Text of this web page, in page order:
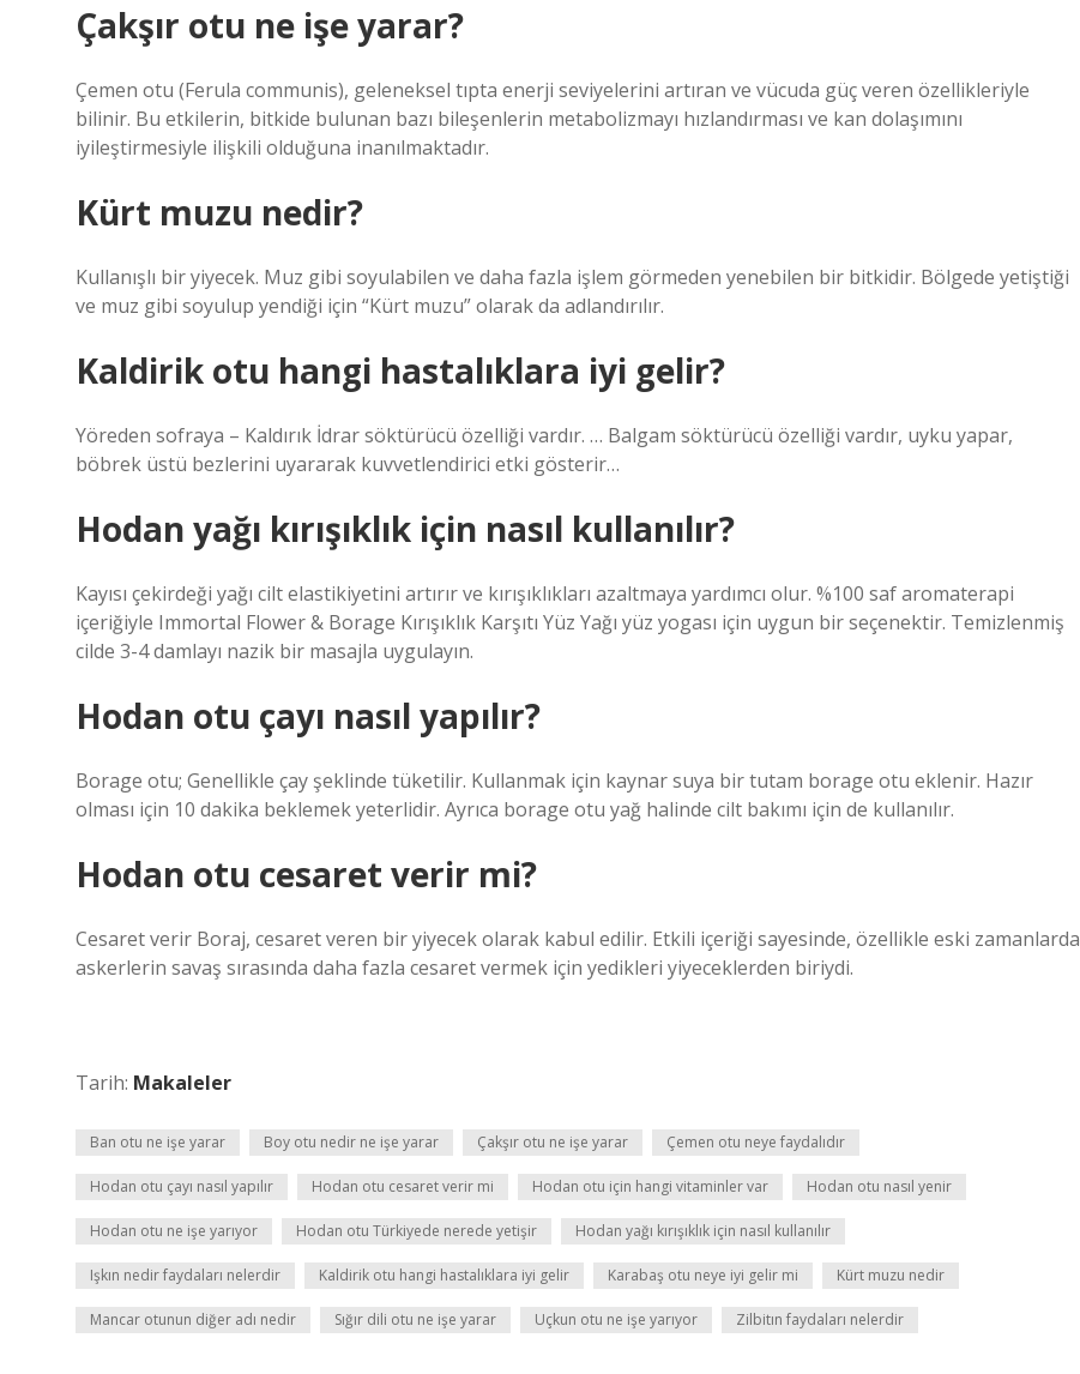
Çakşır otu ne işe yarar?
Çemen otu (Ferula communis), geleneksel tıpta enerji seviyelerini artıran ve vücuda güç veren özellikleriyle
bilinir. Bu etkilerin, bitkide bulunan bazı bileşenlerin metabolizmayı hızlandırması ve kan dolaşımını
iyileştirmesiyle ilişkili olduğuna inanılmaktadır.
Kürt muzu nedir?
Kullanışlı bir yiyecek. Muz gibi soyulabilen ve daha fazla işlem görmeden yenebilen bir bitkidir. Bölgede yetiştiği
ve muz gibi soyulup yendiği için “Kürt muzu” olarak da adlandırılır.
Kaldirik otu hangi hastalıklara iyi gelir?
Yöreden sofraya – Kaldırık İdrar söktürücü özelliği vardır. … Balgam söktürücü özelliği vardır, uyku yapar,
böbrek üstü bezlerini uyararak kuvvetlendirici etki gösterir…
Hodan yağı kırışıklık için nasıl kullanılır?
Kayısı çekirdeği yağı cilt elastikiyetini artırır ve kırışıklıkları azaltmaya yardımcı olur. %100 saf aromaterapi
içeriğiyle Immortal Flower & Borage Kırışıklık Karşıtı Yüz Yağı yüz yogası için uygun bir seçenektir. Temizlenmiş
cilde 3-4 damlayı nazik bir masajla uygulayın.
Hodan otu çayı nasıl yapılır?
Borage otu; Genellikle çay şeklinde tüketilir. Kullanmak için kaynar suya bir tutam borage otu eklenir. Hazır
olması için 10 dakika beklemek yeterlidir. Ayrıca borage otu yağ halinde cilt bakımı için de kullanılır.
Hodan otu cesaret verir mi?
Cesaret verir Boraj, cesaret veren bir yiyecek olarak kabul edilir. Etkili içeriği sayesinde, özellikle eski zamanlarda
askerlerin savaş sırasında daha fazla cesaret vermek için yedikleri yiyeceklerden biriydi.
Tarih: Makaleler
Ban otu ne işe yarar Boy otu nedir ne işe yarar Çakşır otu ne işe yarar Çemen otu neye faydalıdır
Hodan otu çayı nasıl yapılır Hodan otu cesaret verir mi Hodan otu için hangi vitaminler var Hodan otu nasıl yenir
Hodan otu ne işe yarıyor Hodan otu Türkiyede nerede yetişir Hodan yağı kırışıklık için nasıl kullanılır
Işkın nedir faydaları nelerdir Kaldirik otu hangi hastalıklara iyi gelir Karabaş otu neye iyi gelir mi Kürt muzu nedir
Mancar otunun diğer adı nedir Sığır dili otu ne işe yarar Uçkun otu ne işe yarıyor Zilbitın faydaları nelerdir